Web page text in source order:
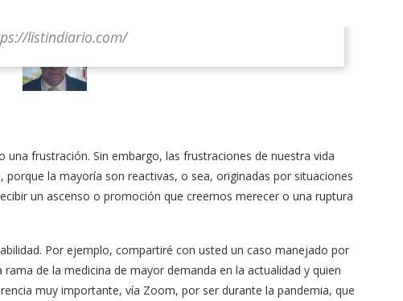
listindiario.com/
frustración. Sin embargo, las frustraciones de nuestra vida
la mayoría son reactivas, o sea, originadas por situaciones
un ascenso o promoción que creemos merecer o una ruptura
Por ejemplo, compartiré con usted un caso manejado por
de la medicina de mayor demanda en la actualidad y quien
muy importante, vía Zoom, por ser durante la pandemia, que